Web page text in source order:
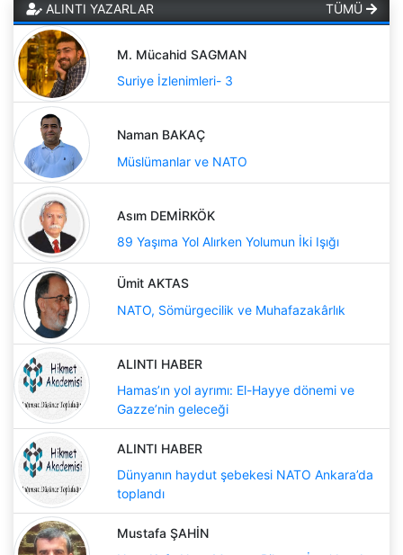
ALINTI YAZARLAR TÜMÜ
M. Mücahid SAGMAN
Suriye İzlenimleri- 3
Naman BAKAÇ
Müslümanlar ve NATO
Asım DEMİRKÖK
89 Yaşıma Yol Alırken Yolumun İki Işığı
Ümit AKTAS
NATO, Sömürgecilik ve Muhafazakârlık
ALINTI HABER
Hamas’ın yol ayrımı: El-Hayye dönemi ve
Gazze’nin geleceği
ALINTI HABER
Dünyanın haydut şebekesi NATO Ankara’da
toplandı
Mustafa ŞAHİN